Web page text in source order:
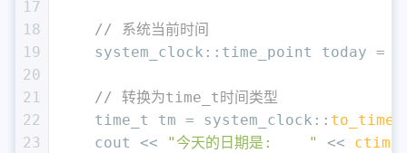
17
18
19
20
21
22
23
// 系统当前时间
system_clock::time_point today =
// 转换为time_t时间类型
time_t
tm = system_clock::
    cout <<
"今天的日期是:    " << ctime